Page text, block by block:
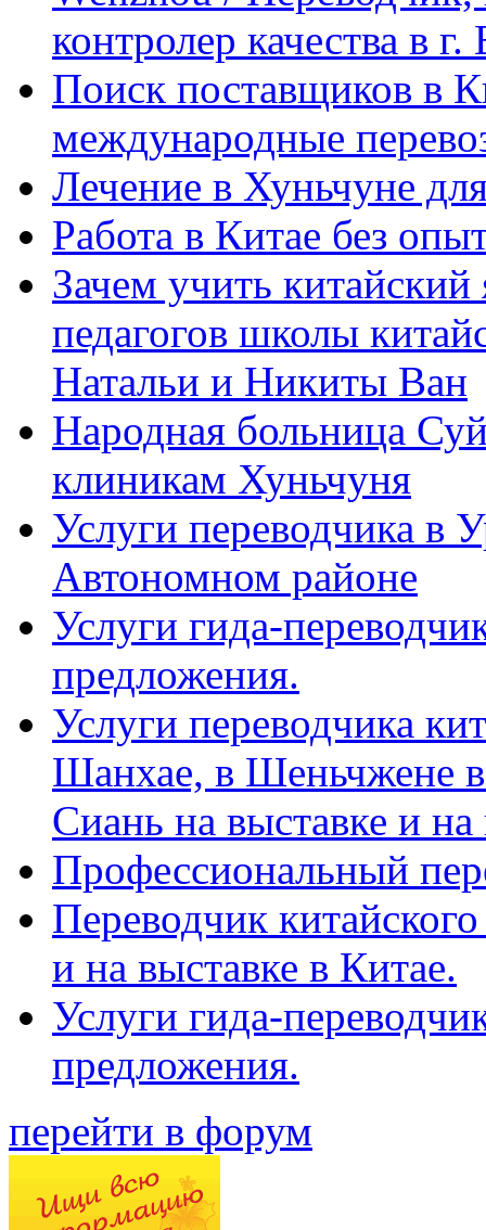
контролер качества в
Поиск поставщиков в
международные
Лечение в Хуньчуне
Работа в Китае без
Зачем учить
педагогов школы
Натальи и Никиты Ван
Народная больница
клиникам Хуньчуня
Услуги переводчика в
Автономном районе
Услуги гида-
предложения.
Услуги переводчика
Шанхае, в Шеньчжене
Сиань на выставке и
Профессиональный
Переводчик
и на выставке в Китае.
Услуги гида-
предложения.
перейти в форум